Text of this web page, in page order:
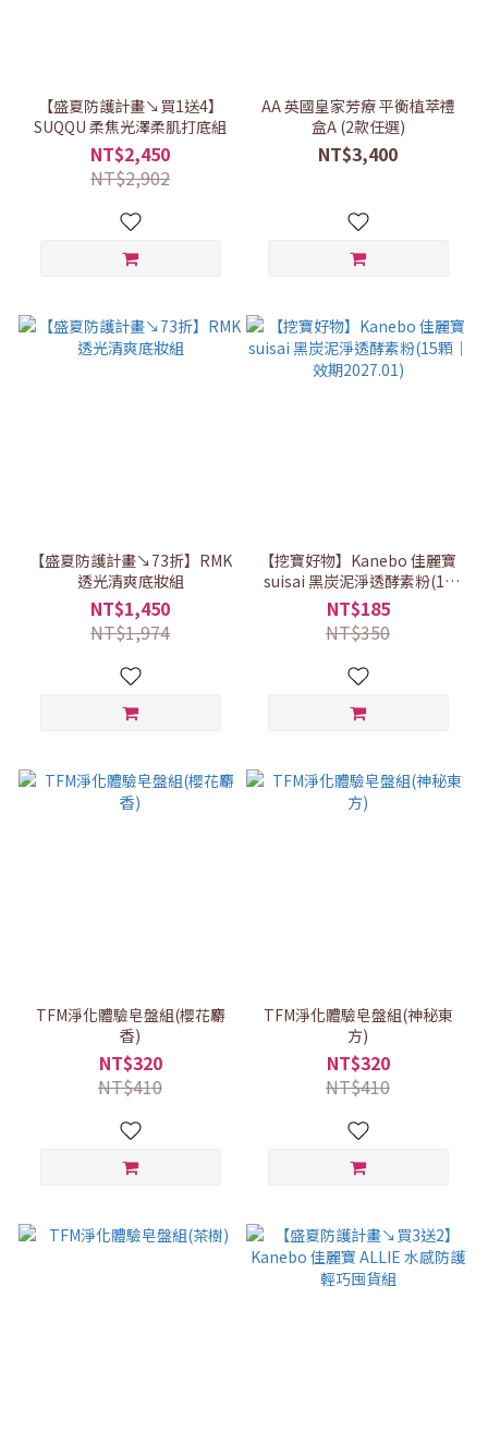
【盛夏防護計畫↘買1送4】
SUQQU 柔焦光澤柔肌打底組
NT$2,450
NT$2,902
AA 英國皇家芳療 平衡植萃禮
盒A (2款任選)
NT$3,400
【盛夏防護計畫↘73折】RMK
透光清爽底妝組
NT$1,450
NT$1,974
【挖寶好物】Kanebo 佳麗寶
suisai 黑炭泥淨透酵素粉(15
顆｜效期2027.01)
NT$185
NT$350
TFM淨化體驗皂盤組(櫻花麝
香)
NT$320
NT$410
TFM淨化體驗皂盤組(神秘東
方)
NT$320
NT$410